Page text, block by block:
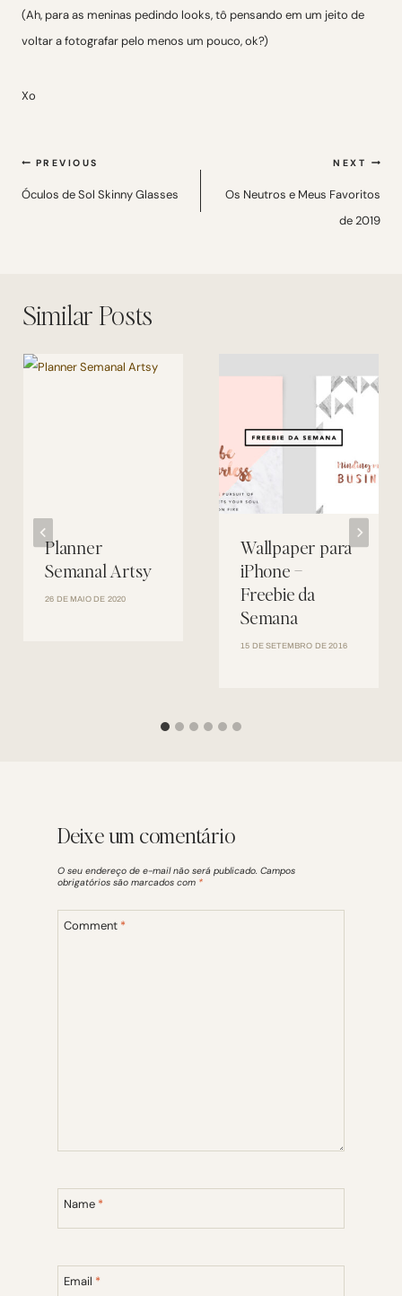
(Ah, para as meninas pedindo looks, tô pensando em um jeito de
voltar a fotografar pelo menos um pouco, ok?)
Xo
Navegação
de
PREVIOUS
Óculos de Sol Skinny Glasses
NEXT
Os Neutros e Meus Favoritos
de 2019
Similar Posts
Planner
Semanal Artsy
26 DE MAIO DE 2020
Wallpaper para
iPhone –
Freebie da
Semana
15 DE SETEMBRO DE 2016
Deixe um comentário
O seu endereço de e-mail não será publicado. Campos
obrigatórios são marcados com *
Comment *
Name *
Email *